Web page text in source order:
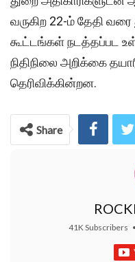
வருகிற 22-ம் தேதி
கூட்டங்கள் நடத்தப்பட
நிதிநிலை அறிக்கை
தெரிவிக்கின்றன.
Share
41K Subscribers •